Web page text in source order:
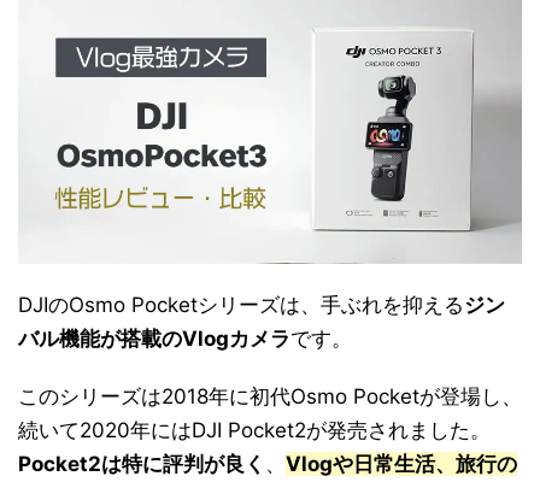
DJIのOsmo Pocketシリーズは、手ぶれを抑えるジン
バル機能が搭載のVlogカメラです。
このシリーズは2018年に初代Osmo Pocketが登場し、
続いて2020年にはDJI Pocket2が発売されました。
Pocket2は特に評判が良く 、 Vlogや日常生活、旅行の